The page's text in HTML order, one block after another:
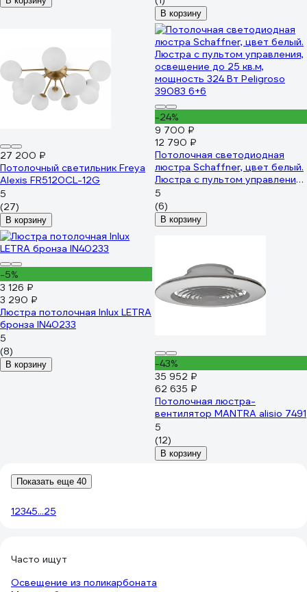
В корзину
27 200 ₽
Потолочный светильник Freya
Alexis FR5120CL-12G
5
(27)
В корзину
-24%
9 700 ₽
12 790 ₽
Потолочная светодиодная
люстра Schaffner, цвет белый.
Люстра с пультом управления,
освещение до 25 кв.м,
мощность 324 Вт Peligroso
39083 6+6
5
(6)
В корзину
-5%
3 126 ₽
3 290 ₽
Люстра потолочная Inlux LETRA
бронза IN40233
5
(8)
В корзину
-43%
35 952 ₽
62 635 ₽
Потолочная люстра-
вентилятор MANTRA alisio 7491
5
(12)
В корзину
Показать еще 40
12345...25
Часто ищут
Освещение из поликарбоната